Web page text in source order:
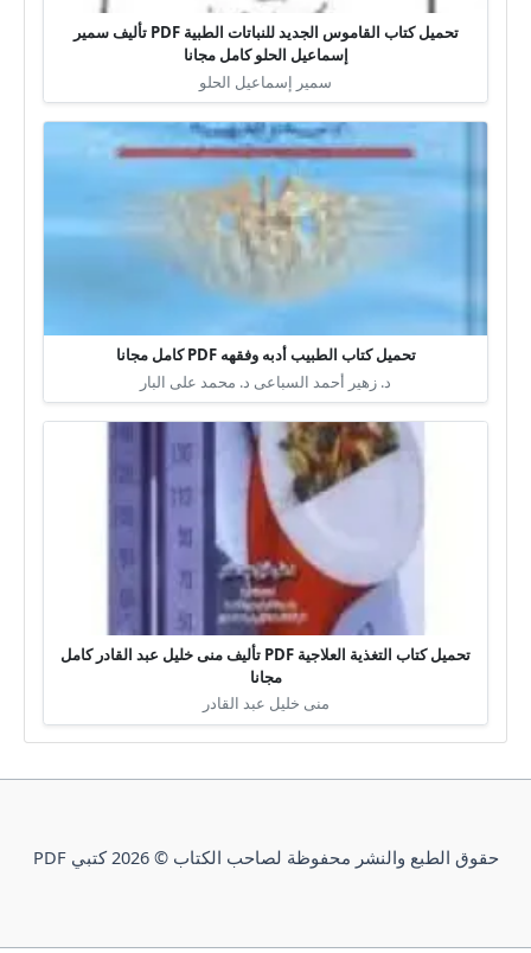
تحميل كتاب القاموس الجديد للنباتات الطبية PDF تأليف سمير
إسماعيل الحلو كامل مجانا
سمير إسماعيل الحلو
تحميل كتاب الطبيب أدبه وفقهه PDF كامل مجانا
د. زهير أحمد السباعى د. محمد على البار
تحميل كتاب التغذية العلاجية PDF تأليف منى خليل عبد القادر كامل
مجانا
منى خليل عبد القادر
حقوق الطبع والنشر محفوظة لصاحب الكتاب © 2026 كتبي PDF